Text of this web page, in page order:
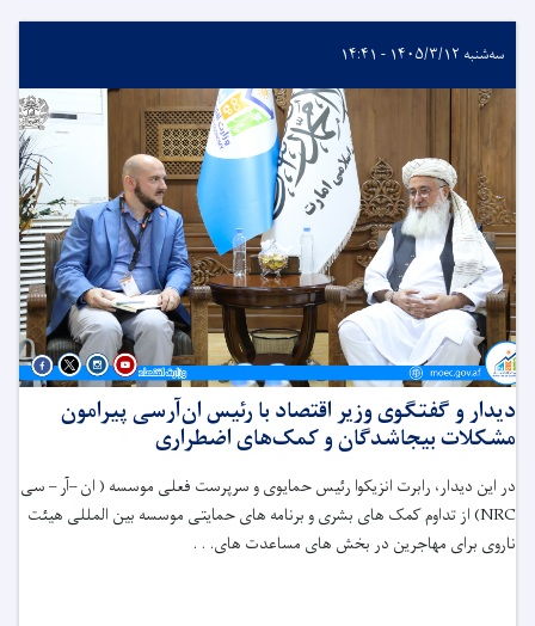
سه‌شنبه ۱۴۰۵/۳/۱۲ - ۱۴:۴۱
دیدار و گفتگوی وزیر اقتصاد با رئیس ان‌آر‌سی پیرامون
مشکلات بیجاشدگان و کمک‌های اضطراری
در این دیدار، رابرت انزیکوا رئیس حمایوی و سرپرست فعلی موسسه ( ان –آر – سی
NRC) از تداوم کمک های بشری و برنامه های حمایتی موسسه بین المللی هیئت
ناروی برای مهاجرین در بخش های مساعدت های. . .